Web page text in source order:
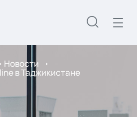
Новости
в Таджикистане